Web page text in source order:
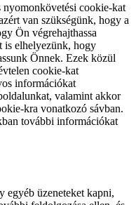
cookie-kat
van szükségünk, hogy a
Ön végrehajthassa
is elhelyezünk, hogy
Önnek. Ezek közül
cookie-kat
információkat
valamint akkor
kra vonatkozó sávban.
további információkat
egyéb üzeneteket kapni,